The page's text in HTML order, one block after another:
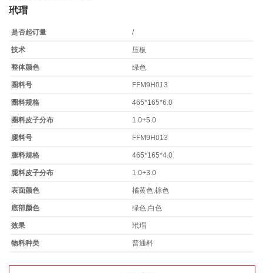
玳瑁
是否起订量 /
技术 压板
整体颜色 绿色
圈料号 FFM9H013
圈料规格 465*165*6.0
圈料皮子分布 1.0+5.0
腿料号 FFM9H013
腿料规格 465*165*4.0
腿料皮子分布 1.0+3.0
表面颜色 橘黄色,棕色
底部颜色 绿色,白色
效果 玳瑁
物料种类 普通料